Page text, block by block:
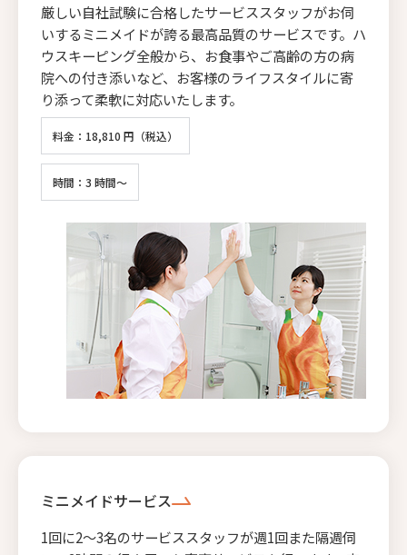
厳しい自社試験に合格したサービススタッフがお伺
いするミニメイドが誇る最高品質のサービスです。ハ
ウスキーピング全般から、お食事やご高齢の方の病
院への付き添いなど、お客様のライフスタイルに寄
り添って柔軟に対応いたします。
料金：18,810 円（税込）
時間：3 時間～
ミニメイドサービス
1回に2〜3名のサービススタッフが週1回また隔週伺